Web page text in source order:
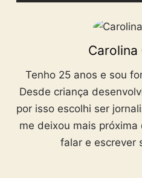
Carolina
Tenho 25 anos e sou
Desde criança
por isso escolhi ser
me deixou mais
falar e escrever